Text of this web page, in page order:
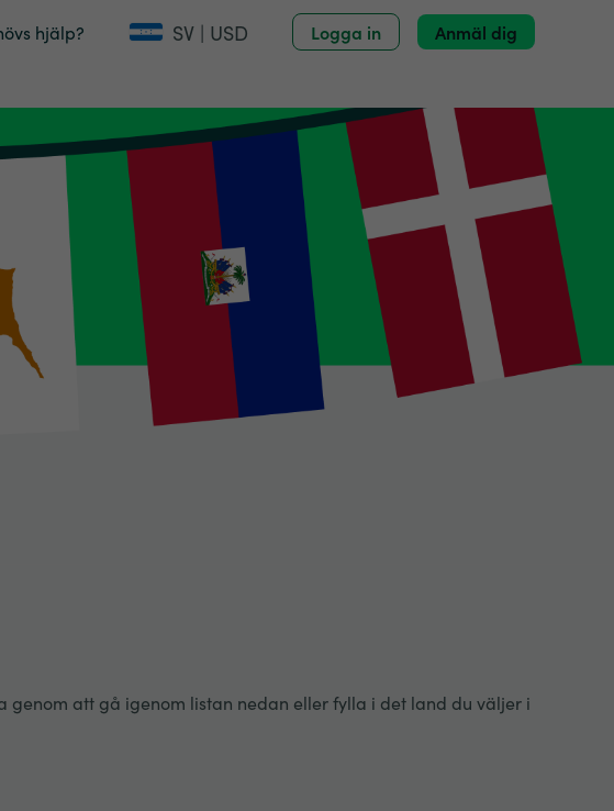
hjälp? SV | USD Logga in Anmäl dig
att gå igenom listan nedan eller fylla i det land du väljer i